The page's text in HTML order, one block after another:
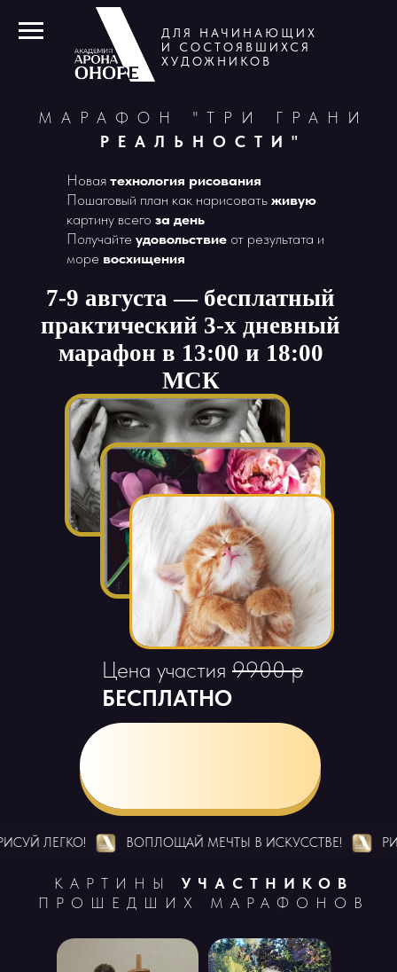
МАРАФОН "ТРИ ГРАНИ
РЕАЛЬНОСТИ"
Новая технология рисования
Пошаговый план как нарисовать живую
картину всего за день
Получайте удовольствие от результата и
море восхищения
Цена участия 9900 р
БЕСПЛАТНО
ДЛЯ НАЧИНАЮЩИХ
И СОСТОЯВШИХСЯ
ХУДОЖНИКОВ
7-9 августа — бесплатный
практический 3-х дневный
марафон в 13:00 и 18:00
МСК
ЛЕГКО! ВОПЛОЩАЙ МЕЧТЫ В ИСКУССТВЕ! РИСУЙ
КАРТИНЫ УЧАСТНИКОВ
ПРОШЕДШИХ МАРАФОНОВ